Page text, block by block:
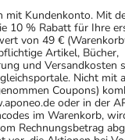
mit Kundenkonto. Mit
10 % Rabatt für Ihre
von 49 €
Artikel, Bücher,
und Versandkosten
Nicht mit
Coupons)
oder in der
im Warenkorb,
Rechnungsbetrag